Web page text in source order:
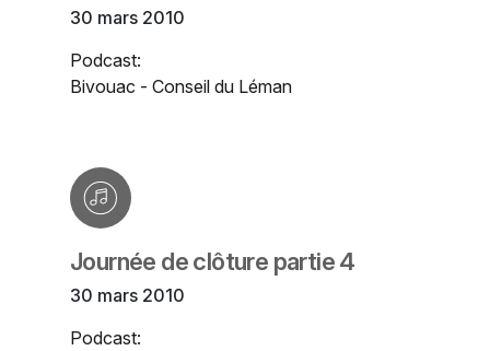
30 mars 2010
Podcast:
Bivouac - Conseil du Léman
Journée de clôture partie 4
30 mars 2010
Podcast: